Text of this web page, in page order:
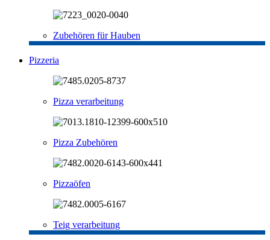
Zubehören für Hauben
Pizzeria
Pizza verarbeitung
Pizza Zubehören
Pizzaöfen
Teig verarbeitung